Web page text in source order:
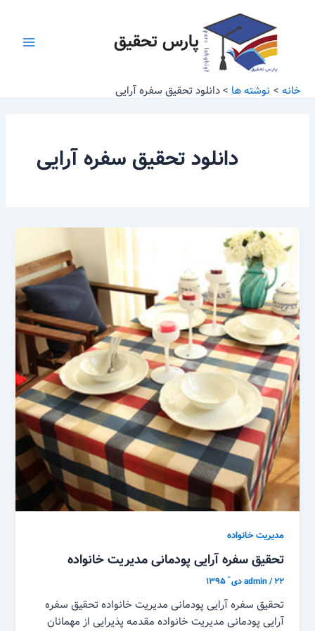
پارس تحقیق
خانه نوشته ها دانلود تحقیق سفره آرایی
دانلود تحقیق سفره آرایی
مدیریت خانواده
تحقیق سفره آرایی پودمانی مدیریت خانواده
admin/۲۲ دی ّ ۱۳۹۵
تحقیق سفره آرایی پودمانی مدیریت خانواده تحقیق سفره
آرایی پودمانی مدیریت خانواده مقدمه پذیرایی از مهمانان